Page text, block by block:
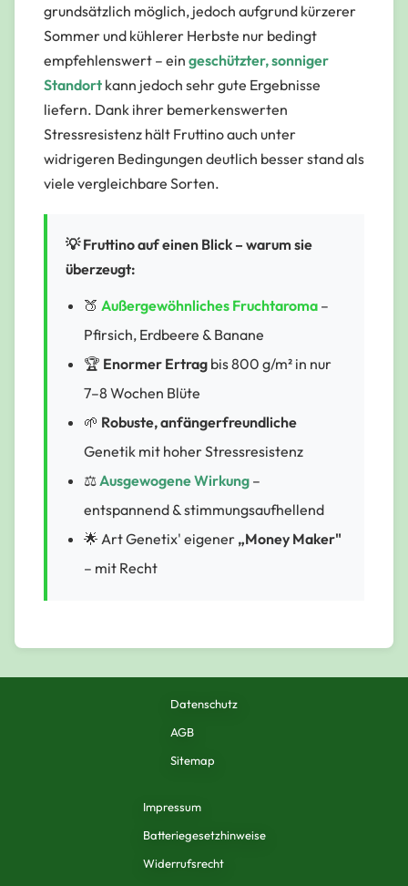
grundsätzlich möglich, jedoch aufgrund kürzerer
Sommer und kühlerer Herbste nur bedingt
empfehlenswert – ein geschützter, sonniger
Standort kann jedoch sehr gute Ergebnisse
liefern. Dank ihrer bemerkenswerten
Stressresistenz hält Fruttino auch unter
widrigeren Bedingungen deutlich besser stand als
viele vergleichbare Sorten.
💡 Fruttino auf einen Blick – warum sie
überzeugt:
🍑 Außergewöhnliches Fruchtaroma –
Pfirsich, Erdbeere & Banane
🏆 Enormer Ertrag bis 800 g/m² in nur
7–8 Wochen Blüte
🌱 Robuste, anfängerfreundliche
Genetik mit hoher Stressresistenz
⚖️ Ausgewogene Wirkung –
entspannend & stimmungsaufhellend
🌟 Art Genetix' eigener „Money Maker"
– mit Recht
Datenschutz
AGB
Sitemap
Impressum
Batteriegesetzhinweise
Widerrufsrecht